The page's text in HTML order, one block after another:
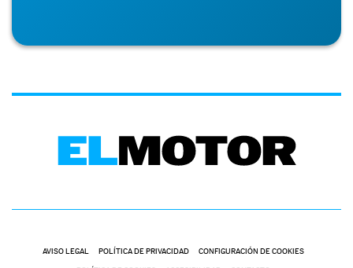
AVISO LEGAL POLÍTICA DE PRIVACIDAD CONFIGURACIÓN DE COOKIES